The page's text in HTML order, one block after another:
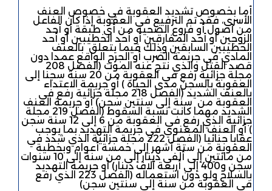
أما بخصوص تشديد العقوبة في خصوص العنف
الأسري، فقد تم الترفيع في العقوبة إذا كان الفاعل
من أصول أو فروع الضحية من أي طبقة أو أحد
الزوجين أو أحد المفارقين أو أحد الخطيبين أو أحد
الخطيبين السابقين وذلك فيما يتعلق بالعنف
المادي في جريمة الضرب أو الجرح الواقع عمدا دون
قصد القتل والذي نتج عنه الموت (الفصل 208
مجلة جزائية رفع في العقوبة من 20 سنة سجنا إلى
العقوبة بالسجن مدى الحياة ) أو جريمة الاعتداء
بالعنف الشديد (الفصل 218 مجلة جزائية رفع في
العقوبة من سنة إلى سنتين سجن) أو جريمة العنف
الشديد مهما كانت نسبة السقوط (الفصل 219 مجلة
جزائية الذي رفع في العقوبة من 6 إلى 12 سنة سجن
) أو العنف المعنوي في جريمة التهديد بما يوجب
عقابا جنائيا (الفصل 222 مجلة جزائية الذي شدد في
العقوبة من ستة أشهر إلى خمسة أعوام وبخطية
من مائتين إلى ألفي دينار إلى من سنة إلى 10 سنوات
سجن و400 إلى أربعة آلاف دينار) أو جريمة التهديد
بالسلاح ولو دون استعماله (الفصل 223 الذي رفع
في العقوبة من سنة إلى سنتين سجن)